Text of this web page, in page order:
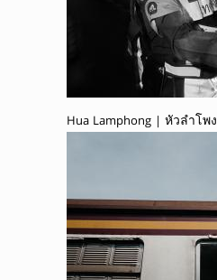
Hua Lamphong | หัวลำโพง